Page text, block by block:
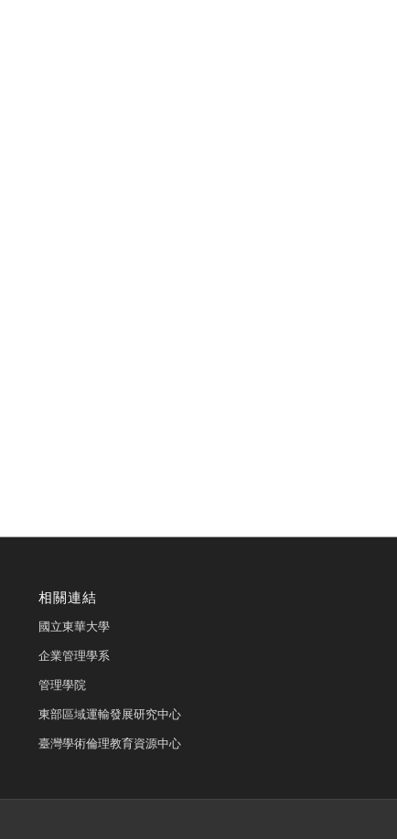
相關連結
國立東華大學
企業管理學系
管理學院
東部區域運輸發展研究中心
臺灣學術倫理教育資源中心